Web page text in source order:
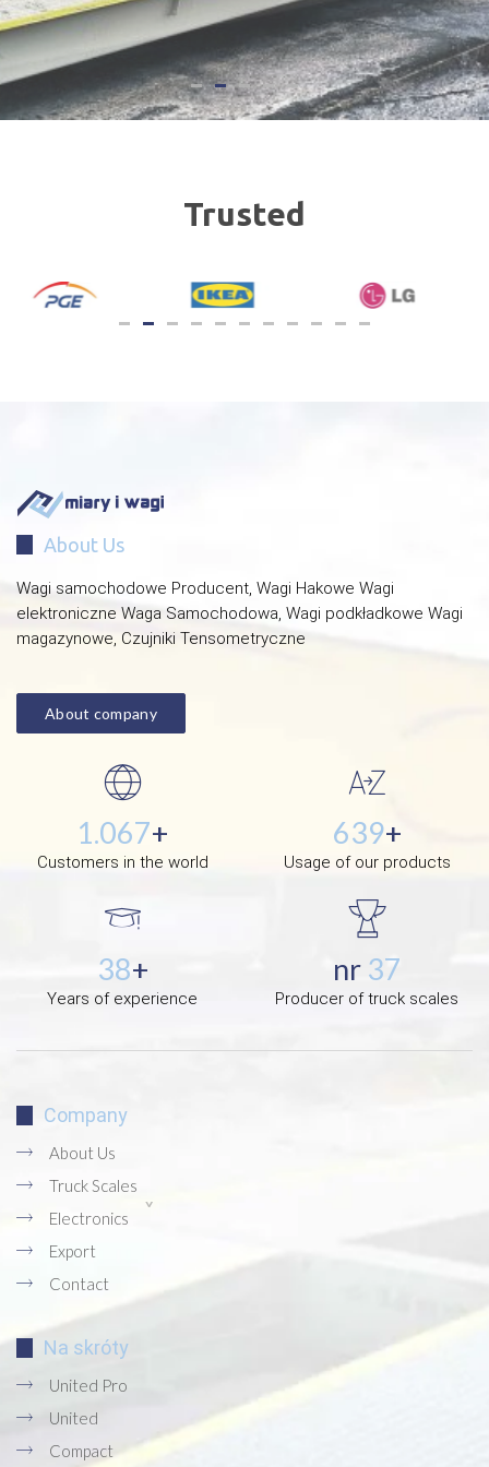
Trusted
About Us
Wagi samochodowe Producent, Wagi Hakowe Wagi
elektroniczne Waga Samochodowa, Wagi podkładkowe Wagi
magazynowe, Czujniki Tensometryczne
About company
1.267+
Customers in the world
759+
Usage of our products
46+
Years of experience
nr 25
Producer of truck scales
Company
About Us
Truck Scales
Electronics
Export
Contact
Na skróty
United Pro
United
Compact